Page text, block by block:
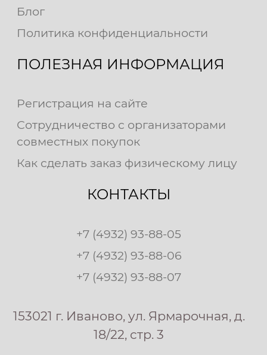
Блог
Политика конфиденциальности
ПОЛЕЗНАЯ ИНФОРМАЦИЯ
Регистрация на сайте
Сотрудничество с организаторами
совместных покупок
Как сделать заказ физическому лицу
КОНТАКТЫ
+7 (4932) 93-88-05
+7 (4932) 93-88-06
+7 (4932) 93-88-07
153021 г. Иваново, ул. Ярмарочная, д.
18/22, стр. 3